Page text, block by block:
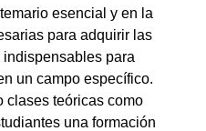
esencial y en la
para adquirir las
para
un campo específico.
clases teóricas como
una formación